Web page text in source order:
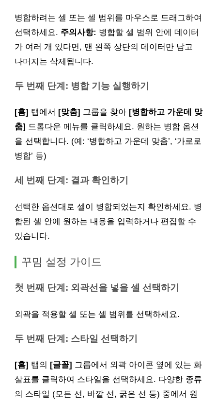
병합하려는 셀 또는 셀 범위를 마우스로 드래그하여
선택하세요. 주의사항: 병합할 셀 범위 안에 데이터
가 여러 개 있다면, 맨 왼쪽 상단의 데이터만 남고
나머지는 삭제됩니다.
두 번째 단계: 병합 기능 실행하기
[홈] 탭에서 [맞춤] 그룹을 찾아 [병합하고 가운데 맞
춤] 드롭다운 메뉴를 클릭하세요. 원하는 병합 옵션
을 선택합니다. (예: ‘병합하고 가운데 맞춤’, ‘가로로
병합’ 등)
세 번째 단계: 결과 확인하기
선택한 옵션대로 셀이 병합되었는지 확인하세요. 병
합된 셀 안에 원하는 내용을 입력하거나 편집할 수
있습니다.
꾸밈 설정 가이드
첫 번째 단계: 외곽선을 넣을 셀 선택하기
외곽을 적용할 셀 또는 셀 범위를 선택하세요.
두 번째 단계: 스타일 선택하기
[홈] 탭의 [글꼴] 그룹에서 외곽 아이콘 옆에 있는 화
살표를 클릭하여 스타일을 선택하세요. 다양한 종류
의 스타일 (모든 선, 바깥 선, 굵은 선 등) 중에서 원